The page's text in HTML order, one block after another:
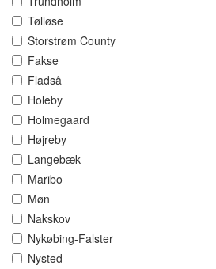
Tølløse
Storstrøm County
Fakse
Fladså
Holeby
Holmegaard
Højreby
Langebæk
Maribo
Møn
Nakskov
Nykøbing-Falster
Nysted